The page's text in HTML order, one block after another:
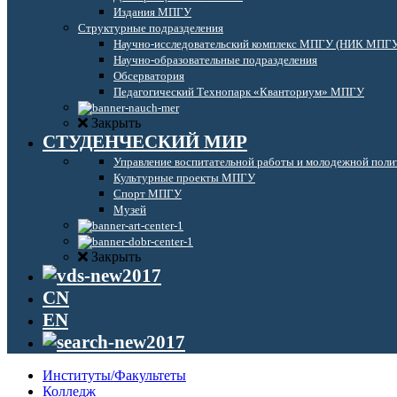
Издания МПГУ
Структурные подразделения
Научно-исследовательский комплекс МПГУ (НИК
Научно-образовательные подразделения
Обсерватория
Педагогический Технопарк «Кванториум» МПГУ
Закрыть
СТУДЕНЧЕСКИЙ МИР
Управление воспитательной работы и молодежной
Культурные проекты МПГУ
Спорт МПГУ
Музей
Закрыть
CN
EN
Институты/Факультеты
Колледж